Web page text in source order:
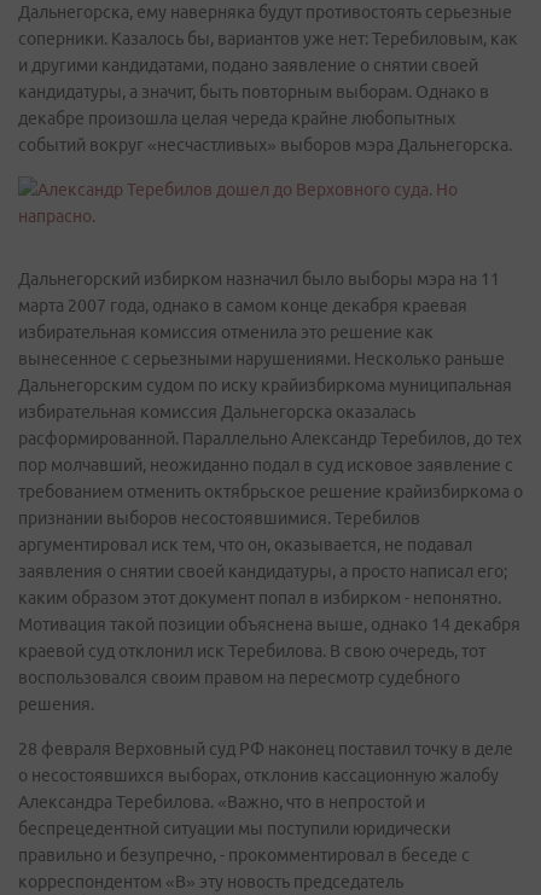
Дальнегорска, ему наверняка будут противостоять серьезные
соперники. Казалось бы, вариантов уже нет: Теребиловым, как
и другими кандидатами, подано заявление о снятии своей
кандидатуры, а значит, быть повторным выборам. Однако в
декабре произошла целая череда крайне любопытных
событий вокруг «несчастливых» выборов мэра Дальнегорска.
Дальнегорский избирком назначил было выборы мэра на 11
марта 2007 года, однако в самом конце декабря краевая
избирательная комиссия отменила это решение как
вынесенное с серьезными нарушениями. Несколько раньше
Дальнегорским судом по иску крайизбиркома муниципальная
избирательная комиссия Дальнегорска оказалась
расформированной. Параллельно Александр Теребилов, до тех
пор молчавший, неожиданно подал в суд исковое заявление с
требованием отменить октябрьское решение крайизбиркома о
признании выборов несостоявшимися. Теребилов
аргументировал иск тем, что он, оказывается, не подавал
заявления о снятии своей кандидатуры, а просто написал его;
каким образом этот документ попал в избирком - непонятно.
Мотивация такой позиции объяснена выше, однако 14 декабря
краевой суд отклонил иск Теребилова. В свою очередь, тот
воспользовался своим правом на пересмотр судебного
решения.
28 февраля Верховный суд РФ наконец поставил точку в деле
о несостоявшихся выборах, отклонив кассационную жалобу
Александра Теребилова. «Важно, что в непростой и
беспрецедентной ситуации мы поступили юридически
правильно и безупречно, - прокомментировал в беседе с
корреспондентом «В» эту новость председатель